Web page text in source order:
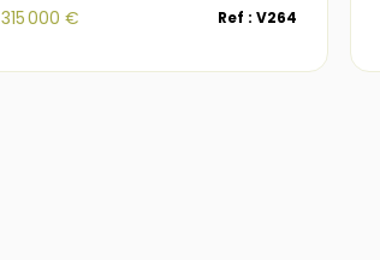
315 000 € Ref : V264